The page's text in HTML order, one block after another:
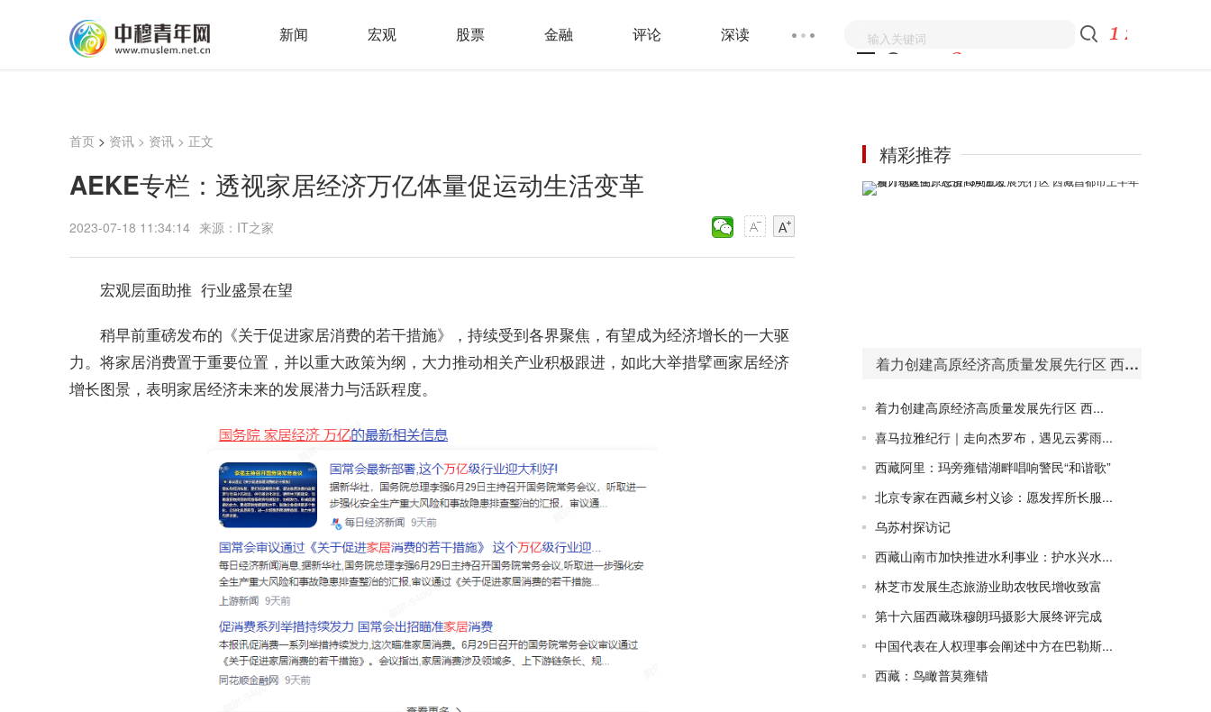
新闻 宏观 股票 金融 评论 深读
首页 > 资讯 > 资讯 > 正文
AEKE专栏：透视家居经济万亿体量促运动生活变革
2023-07-18 11:34:14 来源：IT之家
宏观层面助推 行业盛景在望
稍早前重磅发布的《关于促进家居消费的若干措施》，持续受到各界聚焦，有望成为经济增长的一大驱
力。将家居消费置于重要位置，并以重大政策为纲，大力推动相关产业积极跟进，如此大举措擘画家居经济
增长图景，表明家居经济未来的发展潜力与活跃程度。
精彩推荐
着力创建高原经济高质量发展先行区 西藏昌都市上半年预计地区生产总值134亿元
着力创建高原经济高质量发展先行区 西...
喜马拉雅纪行｜走向杰罗布，遇见云雾雨...
西藏阿里：玛旁雍错湖畔唱响警民“和谐歌”
北京专家在西藏乡村义诊：愿发挥所长服...
乌苏村探访记
西藏山南市加快推进水利事业：护水兴水...
林芝市发展生态旅游业助农牧民增收致富
第十六届西藏珠穆朗玛摄影大展终评完成
中国代表在人权理事会阐述中方在巴勒斯...
西藏：鸟瞰普莫雍错